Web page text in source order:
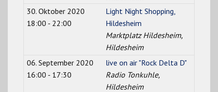
30. Oktober 2020
18:00 - 22:00
Light Night Shopping,
Hildesheim
Marktplatz Hildesheim,
Hildesheim
06. September 2020
16:00 - 17:30
live on air "Rock Delta D"
Radio Tonkuhle,
Hildesheim